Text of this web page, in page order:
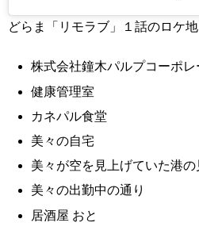
どらま「リモラブ」１話のロケ
株式会社鐘木パルプコーポレ
健康管理室
カネパル食堂
美々の自宅
美々が空を見上げていた港
美々の出勤中の通り
居酒屋 おと